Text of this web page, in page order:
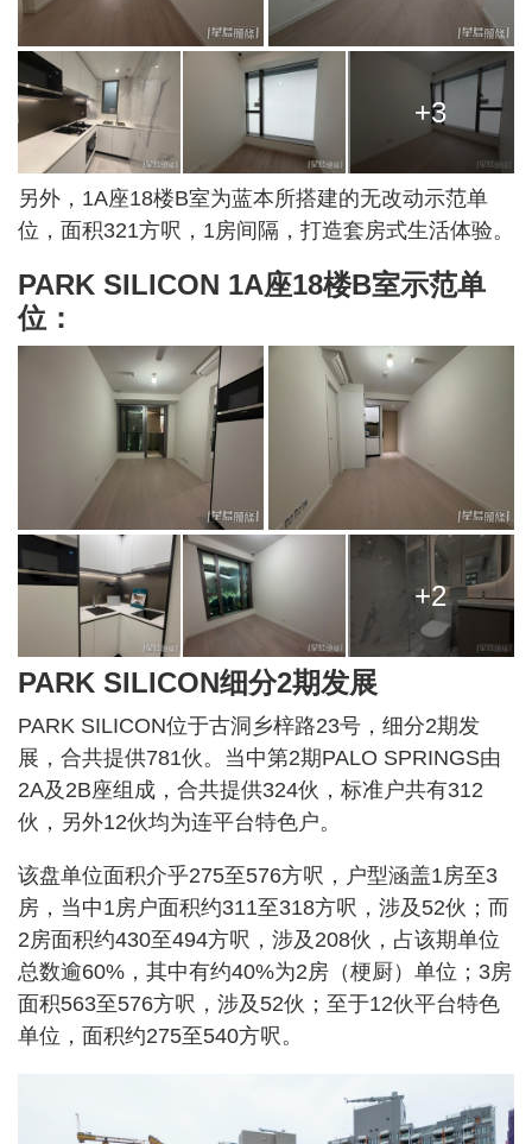
+3
另外，1A座18楼B室为蓝本所搭建的无改动示范单
位，面积321方呎，1房间隔，打造套房式生活体验。
PARK SILICON 1A座18楼B室示范单
位：
+2
PARK SILICON细分2期发展
PARK SILICON位于古洞乡梓路23号，细分2期发
展，合共提供781伙。当中第2期PALO SPRINGS由
2A及2B座组成，合共提供324伙，标准户共有312
伙，另外12伙均为连平台特色户。
该盘单位面积介乎275至576方呎，户型涵盖1房至3
房，当中1房户面积约311至318方呎，涉及52伙；而
2房面积约430至494方呎，涉及208伙，占该期单位
总数逾60%，其中有约40%为2房（梗厨）单位；3房
面积563至576方呎，涉及52伙；至于12伙平台特色
单位，面积约275至540方呎。